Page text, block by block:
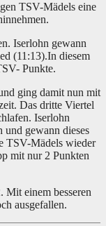
TSV-Mädels eine
Iserlohn gewann
(11:13).In diesem
Punkte.
ging damit nun mit
Das dritte Viertel
Iserlohn
und gewann dieses
TSV-Mädels wieder
mit nur 2 Punkten
Mit einem besseren
ausgefallen.